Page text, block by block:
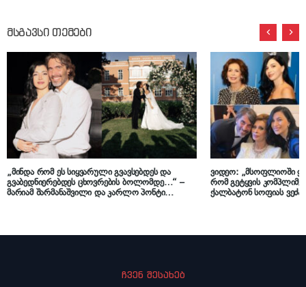
მსგავსი თემები
„მინდა რომ ეს სიყვარული გვავსებდეს და
გვაბედნიერებდეს ცხოვრების ბოლომდე…“ –
მარიამ შარმანაშვილი და კარლო პონტი
ვიდეო: „მსოფლიოში
რომ გეტყვის
ქალბატონ სოფიას
ჩვენ შესახებ